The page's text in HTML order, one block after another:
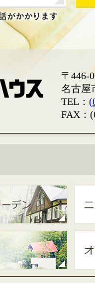
〒446-
名古屋
TEL：
FAX：